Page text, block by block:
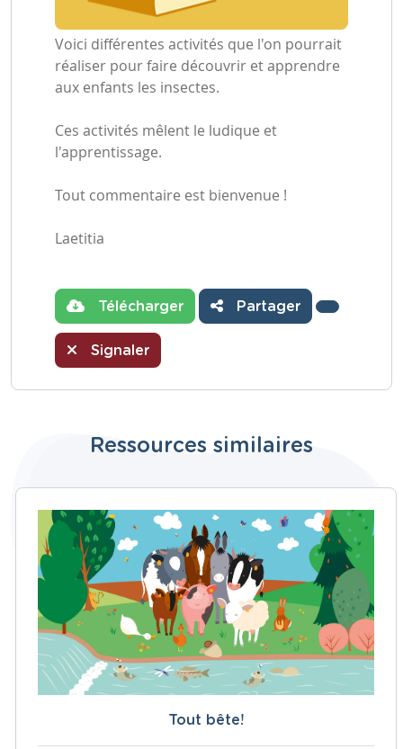
Voici différentes activités que l'on pourrait
réaliser pour faire découvrir et apprendre
aux enfants les insectes.
Ces activités mêlent le ludique et
l'apprentissage.
Tout commentaire est bienvenue !
Laetitia
Télécharger Partager
Signaler
Ressources similaires
Tout bête!